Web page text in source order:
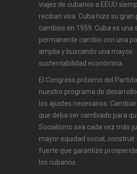
viajes de cubanos a EEUU
reciban visa. Cuba hizo su gran
cambios en 1959. Cuba es una
permanente cambio con una
amplia y buscando una mayos
sustentabilidad económica.
El Congreso próximo del
nuestro programa de
los ajustes necesarios.
que deba ser cambiado para
Socialismo sea cada vez más
mayor equidad social,
fuerte que garantize
los cubanos.